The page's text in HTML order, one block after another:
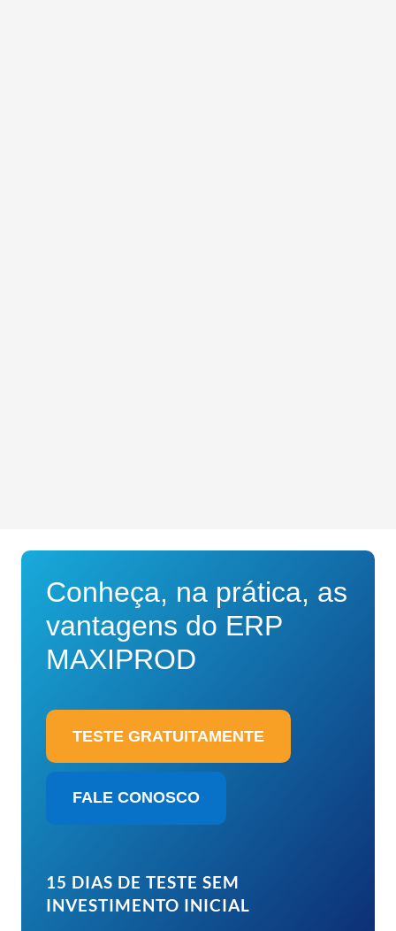
Conheça, na prática, as
vantagens do ERP
MAXIPROD
TESTE GRATUITAMENTE
FALE CONOSCO
15 DIAS DE TESTE SEM
INVESTIMENTO INICIAL